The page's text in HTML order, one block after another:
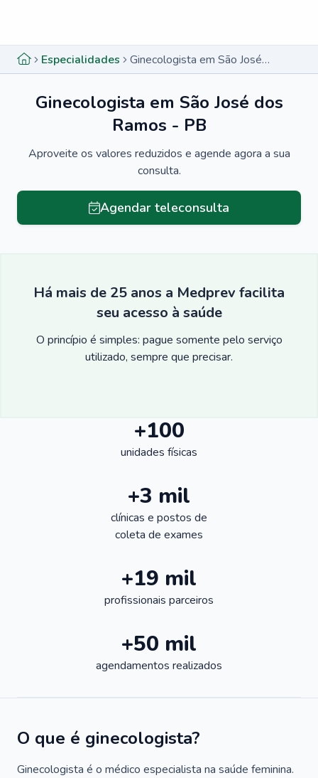
Especialidades Ginecologista em São José dos Ramos - PB
Ginecologista em São José dos
Ramos - PB
Aproveite os valores reduzidos e agende agora a sua
consulta.
Agendar teleconsulta
Há mais de 25 anos a Medprev facilita
seu acesso à saúde
O princípio é simples: pague somente pelo serviço
utilizado, sempre que precisar.
+100
unidades físicas
+3 mil
clínicas e postos de
coleta de exames
+19 mil
profissionais parceiros
+50 mil
agendamentos realizados
O que é ginecologista?
Ginecologista é o médico especialista na saúde feminina.